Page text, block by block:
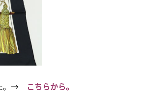
。→ こちらから。